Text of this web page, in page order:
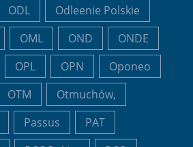
ODL
Odleenie Polskie
OML OND
ONDE
OPL OPN
Oponeo
OTM
Otmuchów,
Passus
PAT